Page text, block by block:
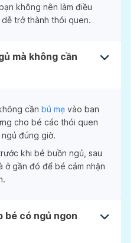
không nên làm điều
trở thành thói quen.
mà không cần
cần bú mẹ vào ban
cho bé các thói quen
đúng giờ.
khi bé buồn ngủ, sau
gần đó để bé cảm nhận
bé có ngủ ngon